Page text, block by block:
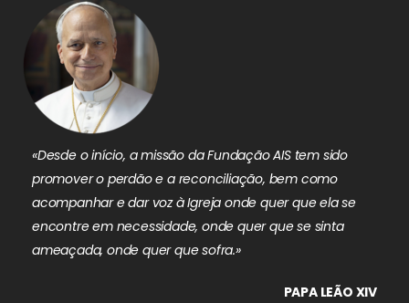
«Desde o início, a missão da Fundação AIS tem sido
promover o perdão e a reconciliação, bem como
acompanhar e dar voz à Igreja onde quer que ela se
encontre em necessidade, onde quer que se sinta
ameaçada, onde quer que sofra.»
PAPA LEÃO XIV